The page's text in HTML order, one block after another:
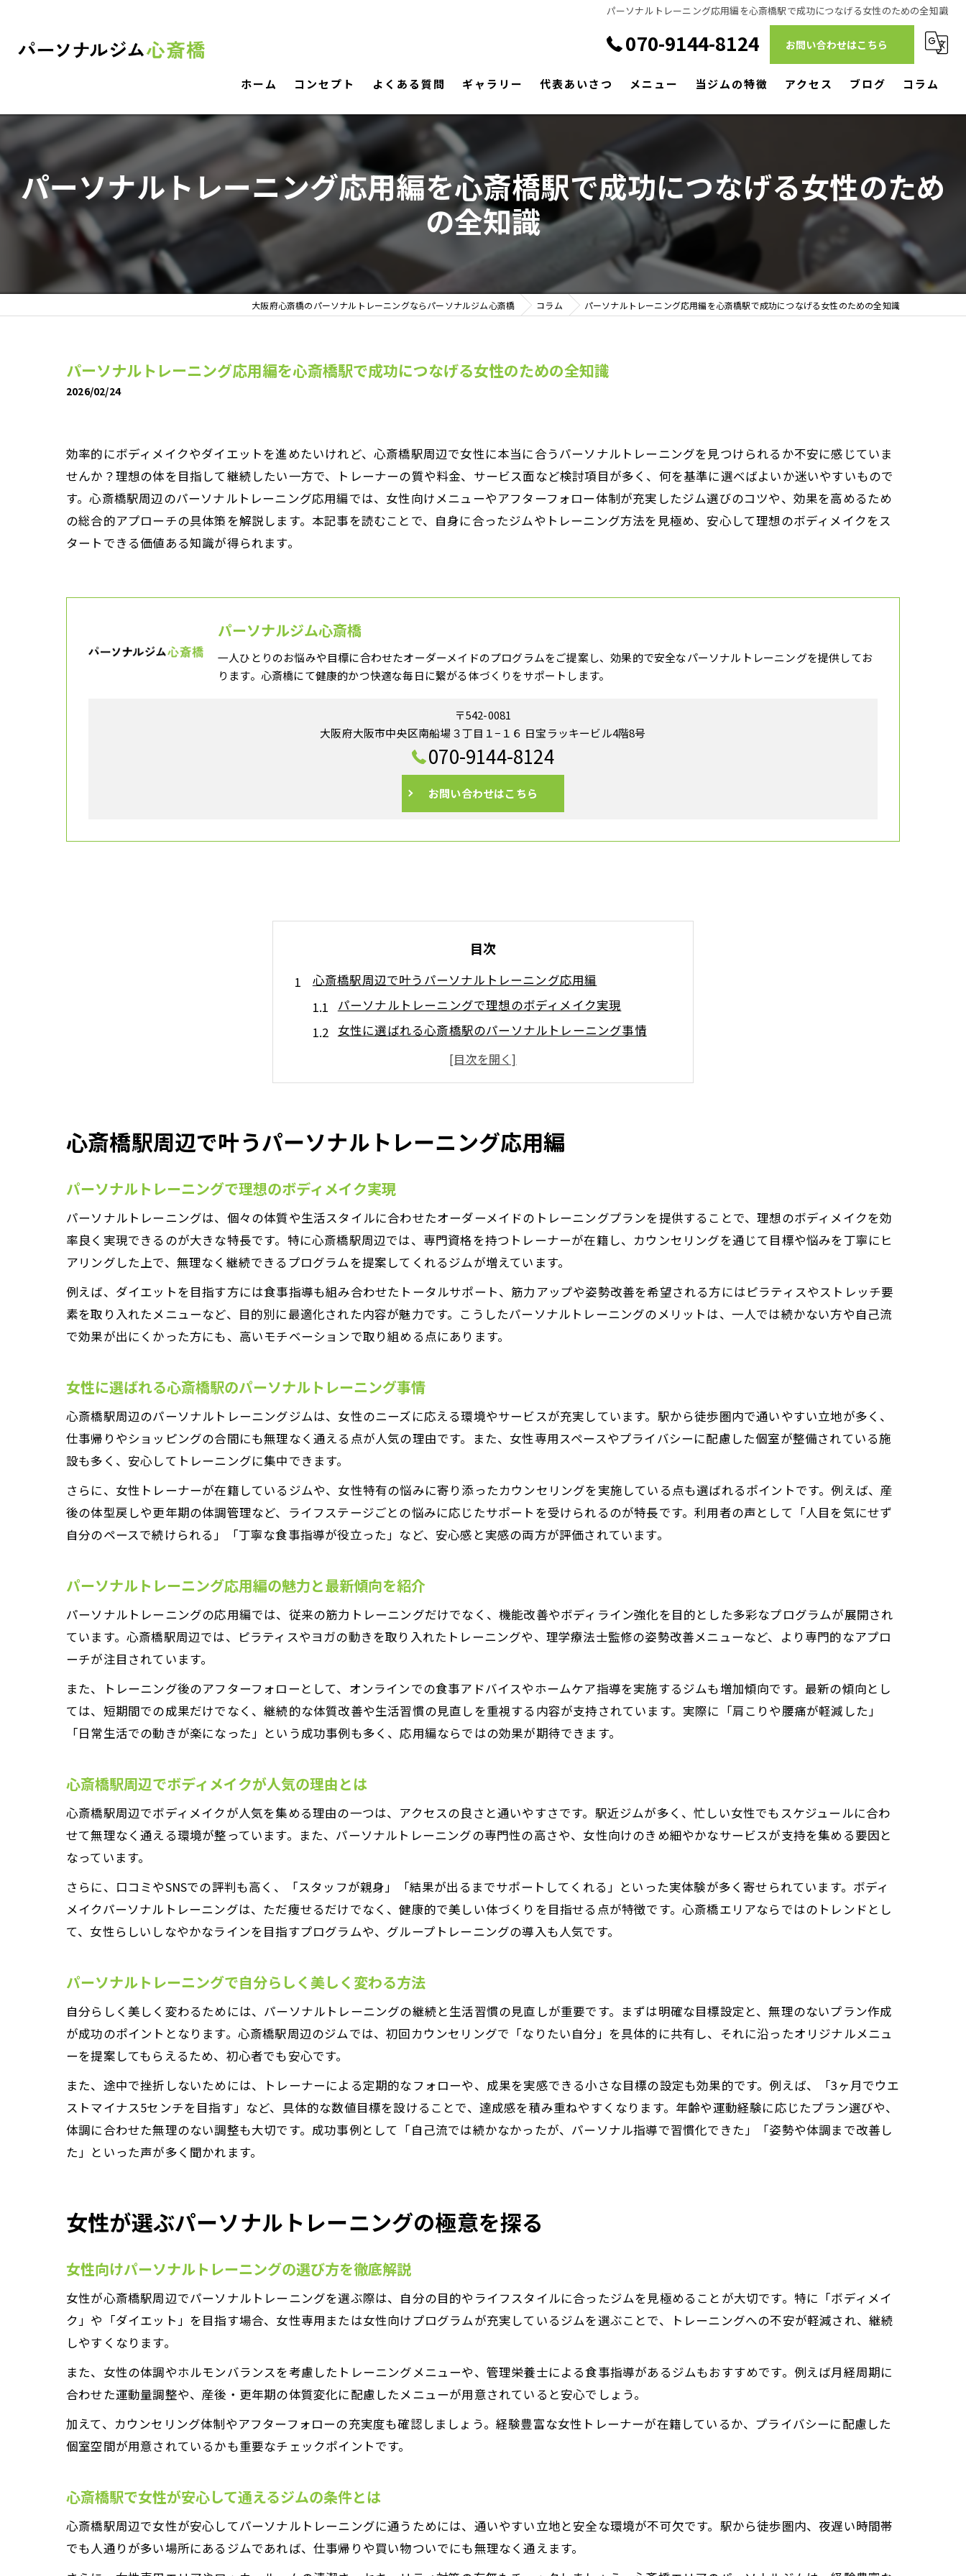
パーソナルトレーニング応用編を心斎橋駅で成功につなげる女性のための全知識
070-9144-8124 お問い合わせはこちら
ホーム コンセプト よくある質問 ギャラリー 代表あいさつ メニュー 当ジムの特徴
リハビリ
駅近
アクセス ブログ コラム
パーソナルトレーニング応用編を心斎橋駅で成功につなげる女性のため
の全知識
大阪府心斎橋のパーソナルトレーニングならパーソナルジム心斎橋 コラム パーソナルトレーニング応用編を心斎橋駅で成功につなげる女性のための全知識
パーソナルトレーニング応用編を心斎橋駅で成功につなげる女性のための全知識
2026/02/24
効率的にボディメイクやダイエットを進めたいけれど、心斎橋駅周辺で女性に本当に合うパーソナルトレーニングを見つけられるか不安に感じていま
せんか？理想の体を目指して継続したい一方で、トレーナーの質や料金、サービス面など検討項目が多く、何を基準に選べばよいか迷いやすいもので
す。心斎橋駅周辺のパーソナルトレーニング応用編では、女性向けメニューやアフターフォロー体制が充実したジム選びのコツや、効果を高めるため
の総合的アプローチの具体策を解説します。本記事を読むことで、自身に合ったジムやトレーニング方法を見極め、安心して理想のボディメイクをス
タートできる価値ある知識が得られます。
パーソナルジム心斎橋
一人ひとりのお悩みや目標に合わせたオーダーメイドのプログラムをご提案し、効果的で安全なパーソナルトレーニングを提供してお
ります。心斎橋にて健康的かつ快適な毎日に繋がる体づくりをサポートします。
〒542-0081
大阪府大阪市中央区南船場３丁目１−１６ 日宝ラッキービル4階8号
070-9144-8124
お問い合わせはこちら
目次
心斎橋駅周辺で叶うパーソナルトレーニング応用編
パーソナルトレーニングで理想のボディメイク実現
女性に選ばれる心斎橋駅のパーソナルトレーニング事情
パーソナルトレーニング応用編の魅力と最新傾向を紹介
心斎橋駅周辺でボディメイクが人気の理由とは
女性が選ぶパーソナルトレーニングの極意を探る
女性向けパーソナルトレーニングの選び方を徹底解説
心斎橋駅で女性が安心して通えるジムの条件とは
効果的なパーソナルトレーニングメニューの見極め方
女性に合ったパーソナルトレーニングのポイント紹介
パーソナルトレーニング応用編でボディメイク効果倍増
女性のための応用トレーニング設計術を解説
ボディメイクを加速させる応用トレーニングのコツ
パーソナルトレーニング継続のモチベーション維持術
継続できるジム選びのポイントと女性のための体験法
女性目線で考える通いやすいジムの特徴とは
体験トレーニング活用で自分に合うジムを見極め
パーソナルトレーニング体験時のポイントと注意点
サービス充実のパーソナルトレーニング活用術紹介
パーソナルトレーニングで受けられる付加価値サービス
心斎橋駅で体験できるパーソナルトレーニング特典まとめ
パーソナルトレーニングの食事指導やアプリ活用法
ボディメイク成功へ導くサービス重視のポイント紹介
効果を最大化する応用トレーニングの実践アドバイス
応用編で成果を出すためのトレーニング管理法
女性のボディメイク成功例から学ぶ実践ポイント
継続できるパーソナルトレーニング習慣の作り方
心斎橋駅周辺で叶うパーソナルトレーニング応用編
パーソナルトレーニングで理想のボディメイク実現
パーソナルトレーニングは、個々の体質や生活スタイルに合わせたオーダーメイドのトレーニングプランを提供することで、理想のボディメイクを効
率良く実現できるのが大きな特長です。特に心斎橋駅周辺では、専門資格を持つトレーナーが在籍し、カウンセリングを通じて目標や悩みを丁寧にヒ
アリングした上で、無理なく継続できるプログラムを提案してくれるジムが増えています。
例えば、ダイエットを目指す方には食事指導も組み合わせたトータルサポート、筋力アップや姿勢改善を希望される方にはピラティスやストレッチ要
素を取り入れたメニューなど、目的別に最適化された内容が魅力です。こうしたパーソナルトレーニングのメリットは、一人では続かない方や自己流
で効果が出にくかった方にも、高いモチベーションで取り組める点にあります。
女性に選ばれる心斎橋駅のパーソナルトレーニング事情
心斎橋駅周辺のパーソナルトレーニングジムは、女性のニーズに応える環境やサービスが充実しています。駅から徒歩圏内で通いやすい立地が多く、
仕事帰りやショッピングの合間にも無理なく通える点が人気の理由です。また、女性専用スペースやプライバシーに配慮した個室が整備されている施
設も多く、安心してトレーニングに集中できます。
さらに、女性トレーナーが在籍しているジムや、女性特有の悩みに寄り添ったカウンセリングを実施している点も選ばれるポイントです。例えば、産
後の体型戻しや更年期の体調管理など、ライフステージごとの悩みに応じたサポートを受けられるのが特長です。利用者の声として「人目を気にせず
自分のペースで続けられる」「丁寧な食事指導が役立った」など、安心感と実感の両方が評価されています。
パーソナルトレーニング応用編の魅力と最新傾向を紹介
パーソナルトレーニングの応用編では、従来の筋力トレーニングだけでなく、機能改善やボディライン強化を目的とした多彩なプログラムが展開され
ています。心斎橋駅周辺では、ピラティスやヨガの動きを取り入れたトレーニングや、理学療法士監修の姿勢改善メニューなど、より専門的なアプロ
ーチが注目されています。
また、トレーニング後のアフターフォローとして、オンラインでの食事アドバイスやホームケア指導を実施するジムも増加傾向です。最新の傾向とし
ては、短期間での成果だけでなく、継続的な体質改善や生活習慣の見直しを重視する内容が支持されています。実際に「肩こりや腰痛が軽減した」
「日常生活での動きが楽になった」という成功事例も多く、応用編ならではの効果が期待できます。
心斎橋駅周辺でボディメイクが人気の理由とは
心斎橋駅周辺でボディメイクが人気を集める理由の一つは、アクセスの良さと通いやすさです。駅近ジムが多く、忙しい女性でもスケジュールに合わ
せて無理なく通える環境が整っています。また、パーソナルトレーニングの専門性の高さや、女性向けのきめ細やかなサービスが支持を集める要因と
なっています。
さらに、口コミやSNSでの評判も高く、「スタッフが親身」「結果が出るまでサポートしてくれる」といった実体験が多く寄せられています。ボディ
メイクパーソナルトレーニングは、ただ痩せるだけでなく、健康的で美しい体づくりを目指せる点が特徴です。心斎橋エリアならではのトレンドとし
て、女性らしいしなやかなラインを目指すプログラムや、グループトレーニングの導入も人気です。
パーソナルトレーニングで自分らしく美しく変わる方法
自分らしく美しく変わるためには、パーソナルトレーニングの継続と生活習慣の見直しが重要です。まずは明確な目標設定と、無理のないプラン作成
が成功のポイントとなります。心斎橋駅周辺のジムでは、初回カウンセリングで「なりたい自分」を具体的に共有し、それに沿ったオリジナルメニュ
ーを提案してもらえるため、初心者でも安心です。
また、途中で挫折しないためには、トレーナーによる定期的なフォローや、成果を実感できる小さな目標の設定も効果的です。例えば、「3ヶ月でウエ
ストマイナス5センチを目指す」など、具体的な数値目標を設けることで、達成感を積み重ねやすくなります。年齢や運動経験に応じたプラン選びや、
体調に合わせた無理のない調整も大切です。成功事例として「自己流では続かなかったが、パーソナル指導で習慣化できた」「姿勢や体調まで改善し
た」といった声が多く聞かれます。
女性が選ぶパーソナルトレーニングの極意を探る
女性向けパーソナルトレーニングの選び方を徹底解説
女性が心斎橋駅周辺でパーソナルトレーニングを選ぶ際は、自分の目的やライフスタイルに合ったジムを見極めることが大切です。特に「ボディメイ
ク」や「ダイエット」を目指す場合、女性専用または女性向けプログラムが充実しているジムを選ぶことで、トレーニングへの不安が軽減され、継続
しやすくなります。
また、女性の体調やホルモンバランスを考慮したトレーニングメニューや、管理栄養士による食事指導があるジムもおすすめです。例えば月経周期に
合わせた運動量調整や、産後・更年期の体質変化に配慮したメニューが用意されていると安心でしょう。
加えて、カウンセリング体制やアフターフォローの充実度も確認しましょう。経験豊富な女性トレーナーが在籍しているか、プライバシーに配慮した
個室空間が用意されているかも重要なチェックポイントです。
心斎橋駅で女性が安心して通えるジムの条件とは
心斎橋駅周辺で女性が安心してパーソナルトレーニングに通うためには、通いやすい立地と安全な環境が不可欠です。駅から徒歩圏内、夜遅い時間帯
でも人通りが多い場所にあるジムであれば、仕事帰りや買い物ついでにも無理なく通えます。
お問い合わせはこちら